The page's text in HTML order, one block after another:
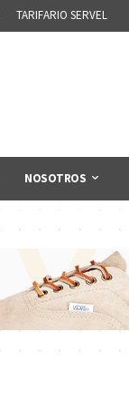
TARIFARIO SERVEL
NOSOTROS